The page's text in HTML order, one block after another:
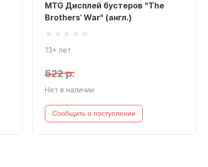
MTG Дисплей бустеров "The
Brothers’ War" (англ.)
13+ лет
522 р.
Нет в наличии
Сообщить о поступлении